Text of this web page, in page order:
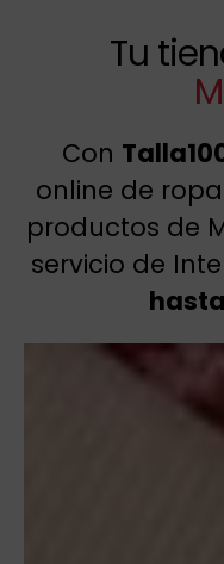
Tu
Con
online de
productos de
servicio de